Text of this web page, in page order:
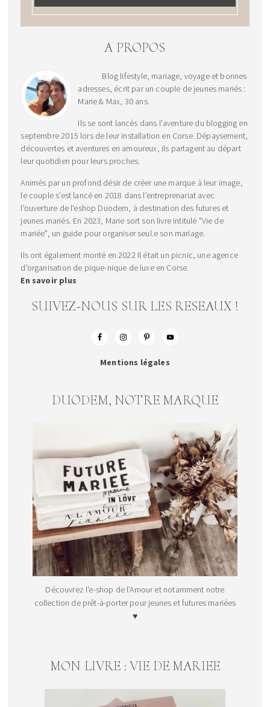
A PROPOS
Blog lifestyle, mariage, voyage et bonnes
adresses, écrit par un couple de jeunes mariés :
Marie & Max, 30 ans.
Ils se sont lancés dans l'aventure du blogging en
septembre 2015 lors de leur installation en Corse. Dépaysement,
découvertes et aventures en amoureux, ils partagent au départ
leur quotidien pour leurs proches.
Animés par un profond désir de créer une marque à leur image,
le couple s’est lancé en 2018 dans l’entreprenariat avec
l'ouverture de l'eshop Duodem, à destination des futures et
jeunes mariés. En 2023, Marie sort son livre intitulé "Vie de
mariée", un guide pour organiser seul.e son mariage.
Ils ont également monté en 2022 Il était un picnic, une agence
d'organisation de pique-nique de luxe en Corse.
En savoir plus
SUIVEZ-NOUS SUR LES RESEAUX !
Mentions légales
DUODEM, NOTRE MARQUE
Découvrez l'e-shop de l'Amour et notamment notre
collection de prêt-à-porter pour jeunes et futures mariées
♥
MON LIVRE : VIE DE MARIEE